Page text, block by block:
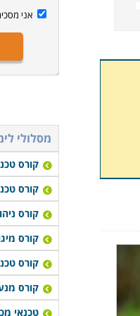
אני
מסלולי
קורס
קורס
קורס
קורס
קורס
קורס
טכנאי